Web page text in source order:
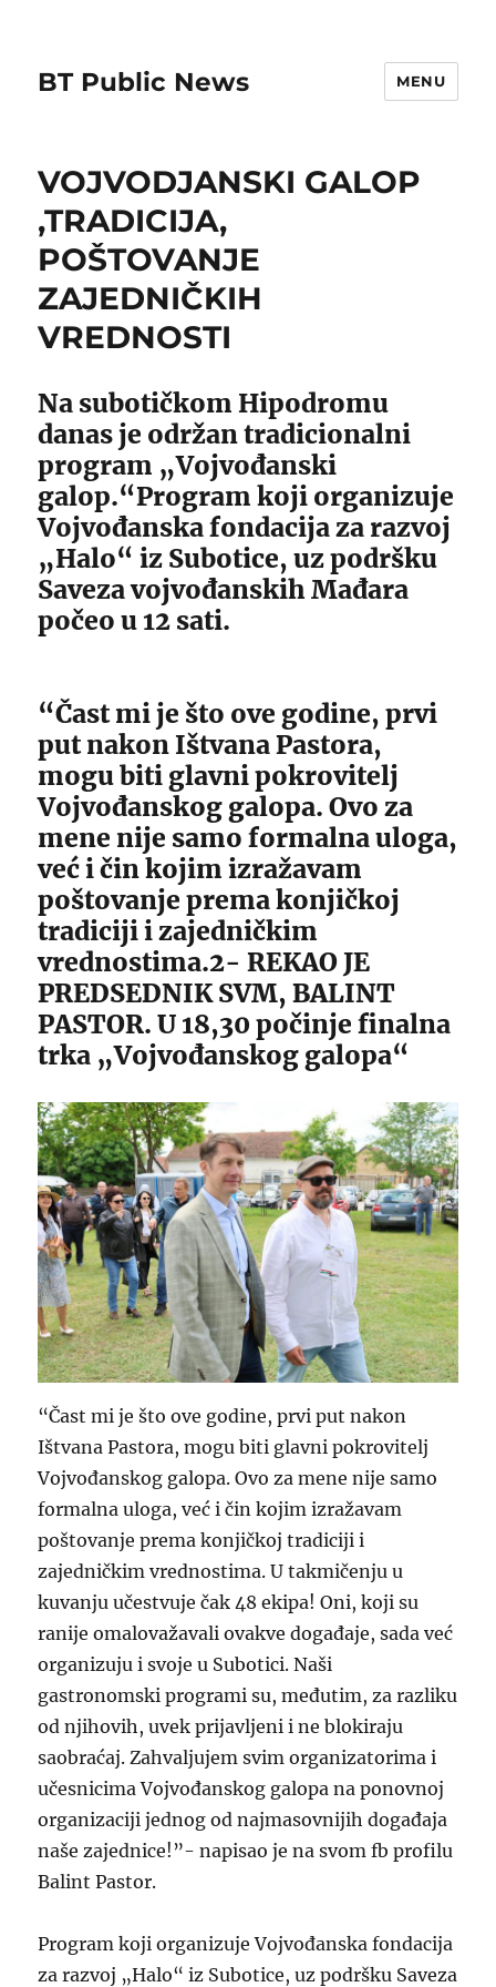
BT Public News MENU
VOJVODJANSKI GALOP
,TRADICIJA,
POŠTOVANJE
ZAJEDNIČKIH
VREDNOSTI
Na subotičkom Hipodromu
danas je održan tradicionalni
program „Vojvođanski
galop.“Program koji organizuje
Vojvođanska fondacija za razvoj
„Halo“ iz Subotice, uz podršku
Saveza vojvođanskih Mađara
počeo u 12 sati.
“Čast mi je što ove godine, prvi
put nakon Ištvana Pastora,
mogu biti glavni pokrovitelj
Vojvođanskog galopa. Ovo za
mene nije samo formalna uloga,
već i čin kojim izražavam
poštovanje prema konjičkoj
tradiciji i zajedničkim
vrednostima.2- REKAO JE
PREDSEDNIK SVM, BALINT
PASTOR. U 18,30 počinje finalna
trka „Vojvođanskog galopa“
“Čast mi je što ove godine, prvi put nakon
Ištvana Pastora, mogu biti glavni pokrovitelj
Vojvođanskog galopa. Ovo za mene nije samo
formalna uloga, već i čin kojim izražavam
poštovanje prema konjičkoj tradiciji i
zajedničkim vrednostima. U takmičenju u
kuvanju učestvuje čak 48 ekipa! Oni, koji su
ranije omalovažavali ovakve događaje, sada već
organizuju i svoje u Subotici. Naši
gastronomski programi su, međutim, za razliku
od njihovih, uvek prijavljeni i ne blokiraju
saobraćaj. Zahvaljujem svim organizatorima i
učesnicima Vojvođanskog galopa na ponovnoj
organizaciji jednog od najmasovnijih događaja
naše zajednice!”- napisao je na svom fb profilu
Balint Pastor.
Program koji organizuje Vojvođanska fondacija
za razvoj „Halo“ iz Subotice, uz podršku Saveza